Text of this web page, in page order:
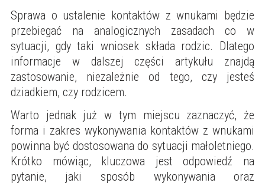
Sprawa o ustalenie kontaktów z wnukami będzie
przebiegać na analogicznych zasadach co w
sytuacji, gdy taki wniosek składa rodzic. Dlatego
informacje w dalszej części artykułu znajdą
zastosowanie, niezależnie od tego, czy jesteś
dziadkiem, czy rodzicem.
Warto jednak już w tym miejscu zaznaczyć, że
forma i zakres wykonywania kontaktów z wnukami
powinna być dostosowana do sytuacji małoletniego.
Krótko mówiąc, kluczowa jest odpowiedź na
pytanie, jaki sposób wykonywania oraz